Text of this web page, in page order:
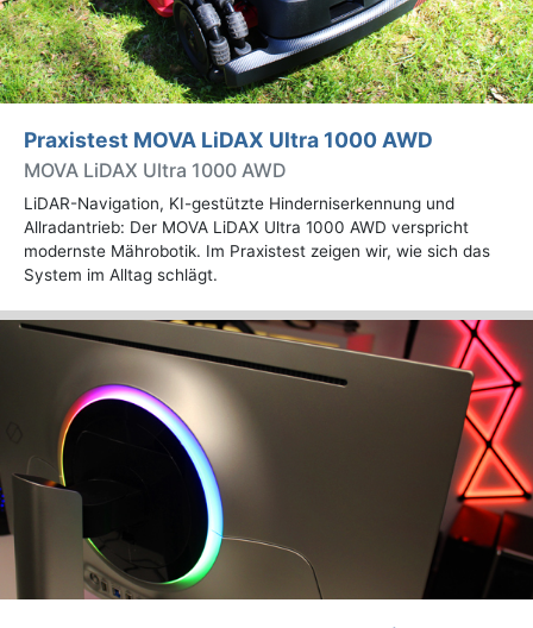
Praxistest MOVA LiDAX Ultra 1000 AWD
MOVA LiDAX Ultra 1000 AWD
LiDAR-Navigation, KI-gestützte Hinderniserkennung und
Allradantrieb: Der MOVA LiDAX Ultra 1000 AWD verspricht
modernste Mährobotik. Im Praxistest zeigen wir, wie sich das
System im Alltag schlägt.